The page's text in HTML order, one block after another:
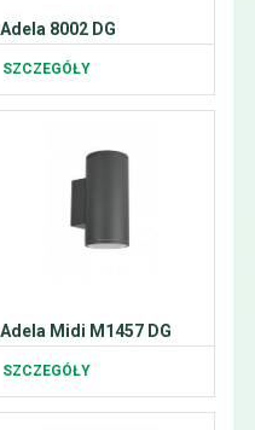
Adela 8002 DG
SZCZEGÓŁY
Adela Midi M1457 DG
SZCZEGÓŁY